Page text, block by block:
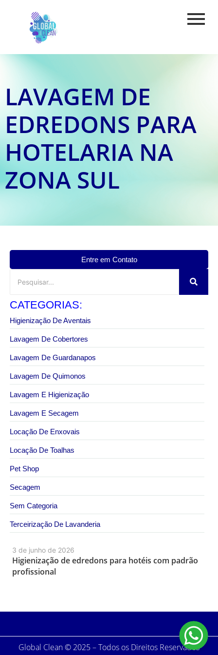
LAVAGEM DE
EDREDONS PARA
HOTELARIA NA
ZONA SUL
3 de junho de 2026
Higienização de edredons para hotéis com padrão
profissional
Entre em Contato
CATEGORIAS:
Higienização De Aventais
Lavagem De Cobertores
Lavagem De Guardanapos
Lavagem De Quimonos
Lavagem E Higienização
Lavagem E Secagem
Locação De Enxovais
Locação De Toalhas
Pet Shop
Secagem
Sem Categoria
Terceirização De Lavanderia
Global Clean © 2025 – Todos os Direitos Reservados